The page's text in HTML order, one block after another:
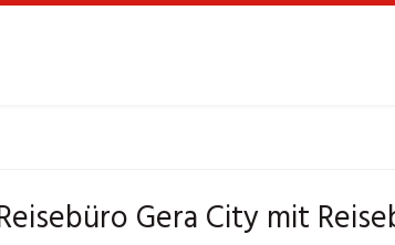
Reisebüro
Gera City mit